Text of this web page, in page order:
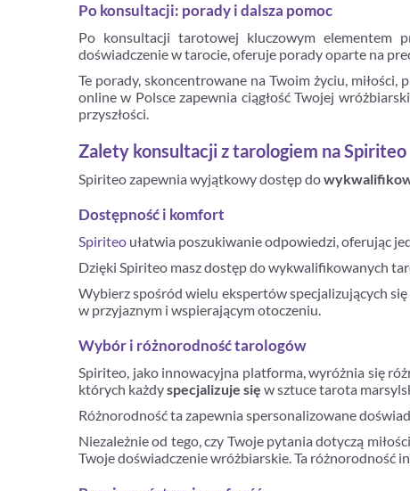
Po konsultacji: porady i dalsza pomoc
Po konsultacji tarotowej kluczowym elementem
doświadczenie w tarocie, oferuje porady oparte na
Te porady, skoncentrowane na Twoim życiu,
online w Polsce zapewnia ciągłość Twojej
przyszłości.
Zalety konsultacji z tarologiem na Spiriteo
Spiriteo zapewnia wyjątkowy dostęp do
Dostępność i komfort
Spiriteo ułatwia poszukiwanie odpowiedzi, oferując
Dzięki Spiriteo masz dostęp do wykwalifikowanych
Wybierz spośród wielu ekspertów specjalizujących
w przyjaznym i wspierającym otoczeniu.
Wybór i różnorodność tarologów
Spiriteo, jako innowacyjna platforma, wyróżnia się
których każdyspecjalizuje się w sztuce tarota
Różnorodność ta zapewnia spersonalizowane
Niezależnie od tego, czy Twoje pytania dotyczą
Twoje doświadczenie wróżbiarskie. Ta różnorodność